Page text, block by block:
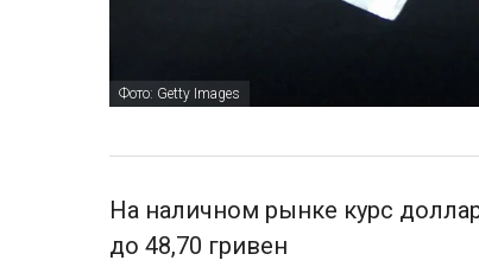
Фото: Getty Images
На наличном рынке курс
до 48,70 гривен